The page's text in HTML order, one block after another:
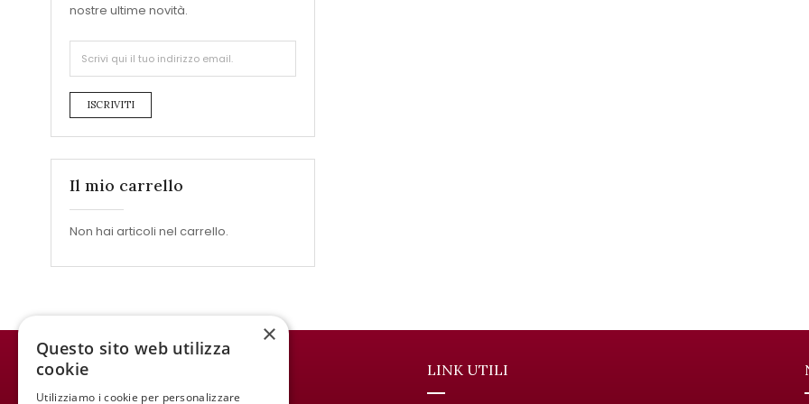
nostre ultime novità.
ISCRIVITI
Il mio carrello
Non hai articoli nel carrello.
WINE MEETING ER LINK UTILI
×
Questo sito web utilizza
cookie
Utilizziamo i cookie per personalizzare